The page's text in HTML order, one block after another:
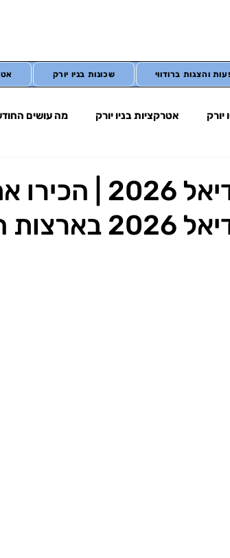
שכונות בניו יורק והצגות ברודווי
יורק אטרקציות בניו יורק מה עושים
מונדיאל
הברית